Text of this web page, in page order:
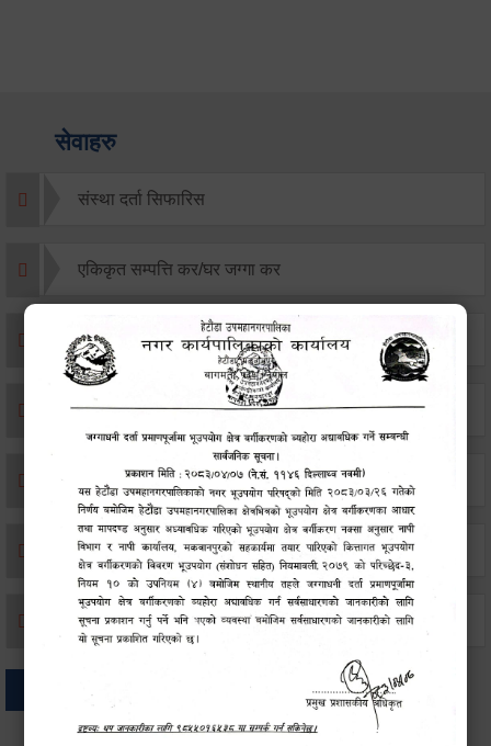
सेवाहरु
संस्था दर्ता सिफारिस
एकिकृत सम्पत्ति कर/घर जग्गा कर
विवाह दर्ता
सम्बन्ध विच्छेद दर्ता
बसाइ-सराई जाने/आउने दर्ता
मृत्यू दर्ता
जन्म दर्ता